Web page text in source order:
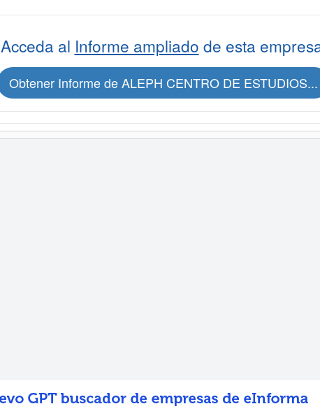
Acceda al Informe ampliado de esta
Obtener Informe de ALEPH CENTRO DE ESTUDIOS...